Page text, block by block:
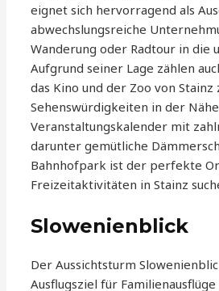
eignet sich hervorragend als
abwechslungsreiche
Wanderung oder Radtour in die
Aufgrund seiner Lage zählen
das Kino und der Zoo von
Sehenswürdigkeiten in der
Veranstaltungskalender mit
darunter gemütliche
Bahnhofpark ist der perfekte
Freizeitaktivitäten in Stainz
Slowenienblick
Der Aussichtsturm
Ausflugsziel für